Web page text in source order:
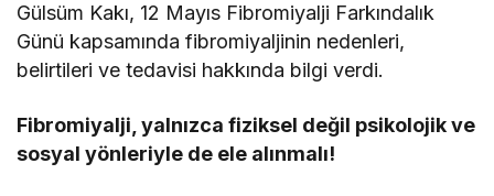
Gülsüm Kakı, 12 Mayıs Fibromiyalji Farkındalık
Günü kapsamında fibromiyaljinin nedenleri,
belirtileri ve tedavisi hakkında bilgi verdi.
Fibromiyalji, yalnızca fiziksel değil psikolojik ve
sosyal yönleriyle de ele alınmalı!